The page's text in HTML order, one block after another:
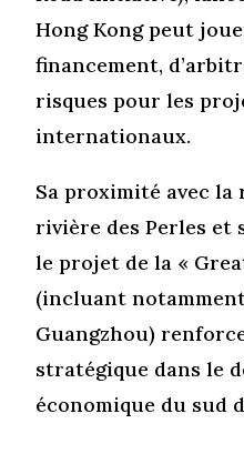
Hong Kong peut
financement,
risques pour les
internationaux.
Sa proximité avec
rivière des Perles et
le projet de la «
(incluant
Guangzhou)
stratégique dans le
économique du sud